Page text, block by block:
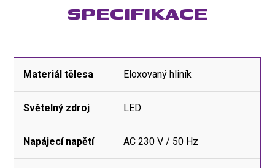
SPECIFIKACE
Materiál tělesa Eloxovaný hliník
Světelný zdroj LED
Napájecí napětí AC 230 V / 50 Hz